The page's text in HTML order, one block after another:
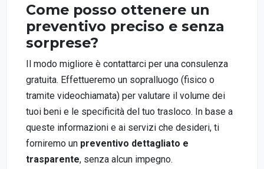
Come posso ottenere un
preventivo preciso e senza
sorprese?
Il modo migliore è contattarci per una consulenza
gratuita. Effettueremo un sopralluogo (fisico o
tramite videochiamata) per valutare il volume dei
tuoi beni e le specificità del tuo trasloco. In base a
queste informazioni e ai servizi che desideri, ti
forniremo un preventivo dettagliato e
trasparente, senza alcun impegno.